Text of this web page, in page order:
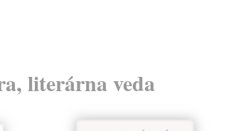
literárna veda